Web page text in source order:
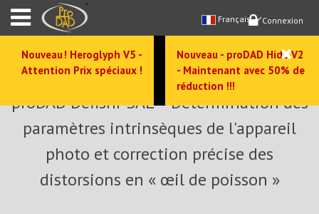
Connexion
Français
Nouveau ! Heroglyph V5 -
Attention Prix spéciaux !
Nouveau - proDAD Hide V2
- Maintenant avec 50% de
réduction !!!
proDAD Defishr SAL – Détermination des
paramètres intrinsèques de l'appareil
photo et correction précise des
distorsions en « œil de poisson »